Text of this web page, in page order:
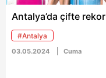
Antalya’da çifte rekor
#Antalya
03.05.2024 Cuma